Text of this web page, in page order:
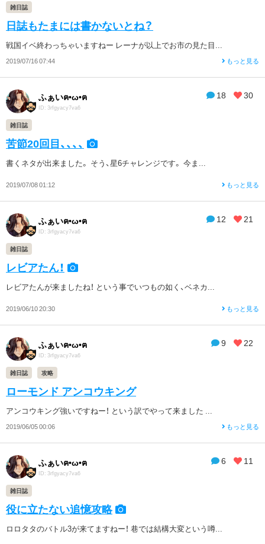
雑日誌
日誌もたまには書かないとね？
戦国イベ終わっちゃいますねー レーナが以上でお市の見た目...
2019/07/16 07:44 もっと見る
18 30
ふぁいฅ•ω•ฅ
ID: 3rfgyacy7va6
雑日誌
苦節20回目、、、、
書くネタが出来ました。 そう、星6チャレンジです。 今ま...
2019/07/08 01:12 もっと見る
12 21
ふぁいฅ•ω•ฅ
ID: 3rfgyacy7va6
雑日誌
レビアたん！
レビアたんが来ましたね！ という事でいつもの如く、ベネカ...
2019/06/10 20:30 もっと見る
9 22
ふぁいฅ•ω•ฅ
ID: 3rfgyacy7va6
雑日誌 攻略
ローモンド アンコウキング
アンコウキング強いですねー！ という訳でやって来ました ...
2019/06/05 00:06 もっと見る
6 11
ふぁいฅ•ω•ฅ
ID: 3rfgyacy7va6
雑日誌
役に立たない追憶攻略
ロロタタのバトル3が来てますねー！ 巷では結構大変という噂...